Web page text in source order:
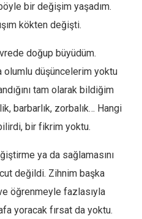
bir değişim yaşadım.
kökten değişti.
doğup büyüdüm.
olumlu düşüncelerim yoktu
tam olarak bildiğim
barbarlık, zorbalık… Hangi
bir fikrim yoktu.
ya da sağlamasını
değildi. Zihnim başka
öğrenmeyle fazlasıyla
yoracak fırsat da yoktu.